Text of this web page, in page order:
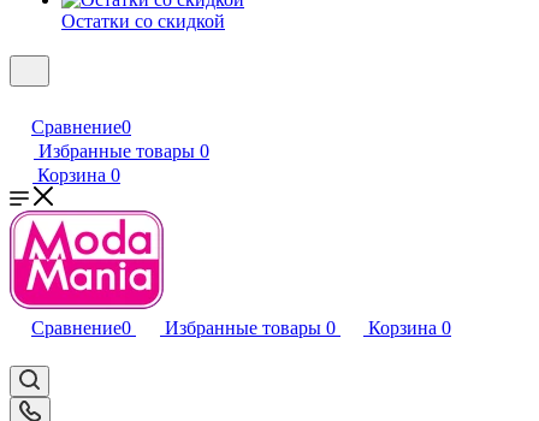
Остатки со скидкой
Сравнение0
Избранные товары 0
Корзина 0
Сравнение0 Избранные товары 0 Корзина 0